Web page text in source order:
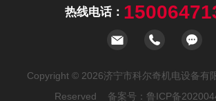
热线电话：
Copyright © 2026济宁市科尔奇机电设备有
Reserved 备案号： 鲁ICP备